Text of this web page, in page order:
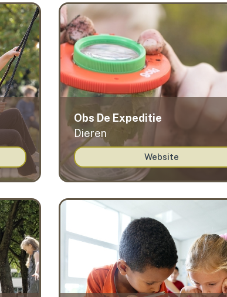
Obs De Expeditie
Dieren
Website